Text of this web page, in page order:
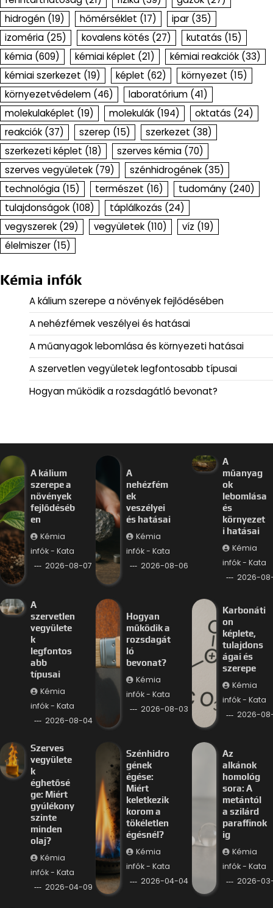
hidrogén (19) hőmérséklet (17) ipar (35)
izoméria (25) kovalens kötés (27) kutatás (15)
kémia (609) kémiai képlet (21) kémiai reakciók (33)
kémiai szerkezet (19) képlet (62) környezet (15)
környezetvédelem (46) laboratórium (41)
molekulaképlet (19) molekulák (194) oktatás (24)
reakciók (37) szerep (15) szerkezet (38)
szerkezeti képlet (18) szerves kémia (70)
szerves vegyületek (79) szénhidrogének (35)
technológia (15) természet (16) tudomány (240)
tulajdonságok (108) táplálkozás (24)
vegyszerek (29) vegyületek (110) víz (19)
élelmiszer (15)
Kémia infók
A kálium szerepe a növények fejlődésében
A nehézfémek veszélyei és hatásai
A műanyagok lebomlása és környezeti hatásai
A szervetlen vegyületek legfontosabb típusai
Hogyan működik a rozsdagátló bevonat?
A kálium
szerepe a
növények
fejlődéséb
en
Kémia
infók - Kata
2026-08-07
A
nehézfém
ek
veszélyei
és hatásai
Kémia
infók - Kata
2026-08-06
A
műanyag
ok
lebomlása
és
környezet
i hatásai
Kémia
infók - Kata
2026-
A
szervetlen
vegyülete
k
legfontos
abb
típusai
Kémia
infók - Kata
2026-08-04
Hogyan
működik a
rozsdagát
ló
bevonat?
Kémia
infók - Kata
2026-08-03
Karbonáti
on
képlete,
tulajdons
ágai és
szerepe
Kémia
infók - Kata
2026-
Szerves
vegyülete
k
éghetősé
ge: Miért
gyúlékony
szinte
minden
olaj?
Kémia
infók - Kata
2026-04-09
Szénhidro
gének
égése:
Miért
keletkezik
korom a
tökéletlen
égésnél?
Kémia
infók - Kata
2026-04-04
Az
alkánok
homológ
sora: A
metántól
a szilárd
paraffinok
ig
Kémia
infók - Kata
2026-